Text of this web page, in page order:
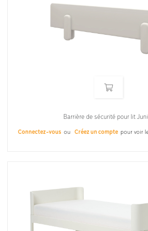
Barrière de sécurité pour lit
Connectez-vous ou Créez un compte pour voir